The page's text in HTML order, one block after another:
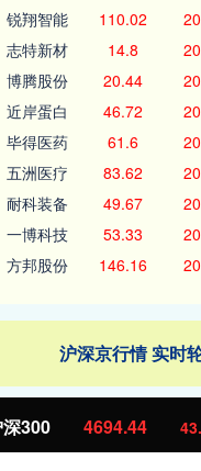
锐翔智能 110.02
志特新材 14.8
博腾股份 20.44
近岸蛋白 46.72
毕得医药 61.6
五洲医疗 83.62
耐科装备 49.67
一博科技 53.33
方邦股份 146.16
沪深京行情 实时
证50 1134.24